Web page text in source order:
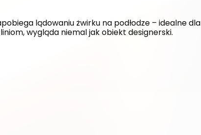
lądowaniu żwirku na podłodze – idealne dla
wygląda niemal jak obiekt designerski.